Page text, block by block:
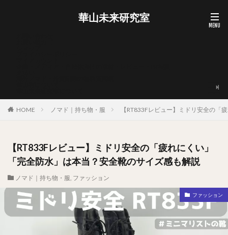
華山未来研究室
HOME ノマド｜持ち物・服 【RT833Fレビュー】ミドリ安全の「
【RT833Fレビュー】ミドリ安全の「疲れにくい」
「完全防水」は本当？安全靴のサイズ感も解説
ノマド｜持ち物・服, ファッション
ファッション